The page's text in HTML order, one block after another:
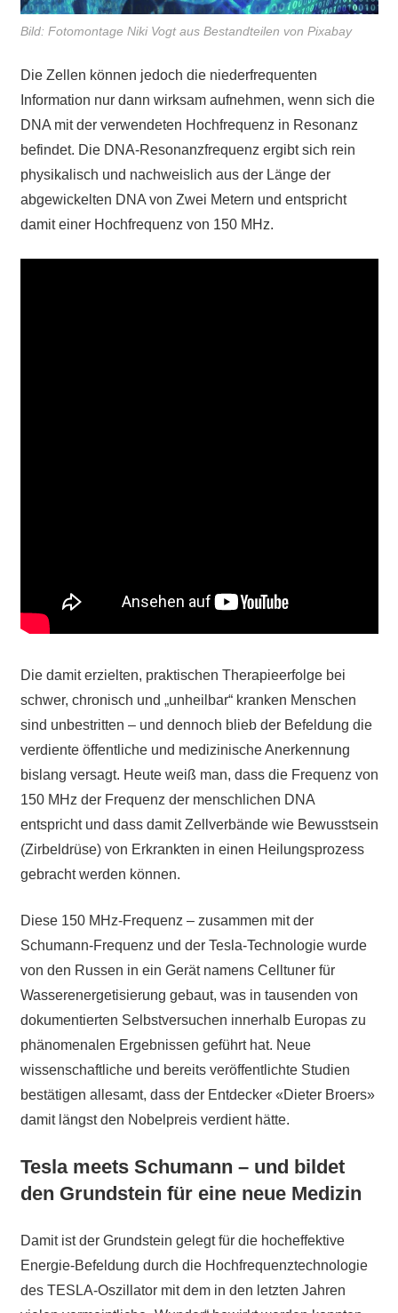
Bild: Fotomontage Niki Vogt aus Bestandteilen von Pixabay
Die Zellen können jedoch die niederfrequenten
Information nur dann wirksam aufnehmen, wenn sich die
DNA mit der verwendeten Hochfrequenz in Resonanz
befindet. Die DNA-Resonanzfrequenz ergibt sich rein
physikalisch und nachweislich aus der Länge der
abgewickelten DNA von Zwei Metern und entspricht
damit einer Hochfrequenz von 150 MHz.
Die damit erzielten, praktischen Therapieerfolge bei
schwer, chronisch und „unheilbar“ kranken Menschen
sind unbestritten – und dennoch blieb der Befeldung die
verdiente öffentliche und medizinische Anerkennung
bislang versagt. Heute weiß man, dass die Frequenz von
150 MHz der Frequenz der menschlichen DNA
entspricht und dass damit Zellverbände wie Bewusstsein
(Zirbeldrüse) von Erkrankten in einen Heilungsprozess
gebracht werden können.
Diese 150 MHz-Frequenz – zusammen mit der
Schumann-Frequenz und der Tesla-Technologie wurde
von den Russen in ein Gerät namens Celltuner für
Wasserenergetisierung gebaut, was in tausenden von
dokumentierten Selbstversuchen innerhalb Europas zu
phänomenalen Ergebnissen geführt hat. Neue
wissenschaftliche und bereits veröffentlichte Studien
bestätigen allesamt, dass der Entdecker «Dieter Broers»
damit längst den Nobelpreis verdient hätte.
Tesla meets Schumann – und bildet
den Grundstein für eine neue Medizin
Damit ist der Grundstein gelegt für die hocheffektive
Energie-Befeldung durch die Hochfrequenztechnologie
des TESLA-Oszillator mit dem in den letzten Jahren